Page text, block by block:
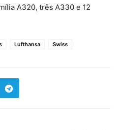
A320, três A330 e 12
Lufthansa Swiss